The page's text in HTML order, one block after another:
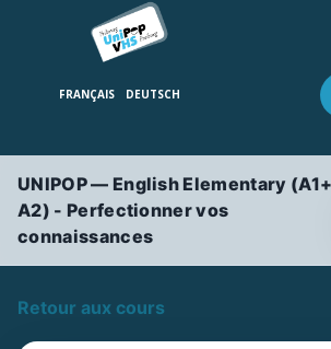
UNIPOP — English Elementary
A2) - Perfectionner vos
connaissances
Retour aux cours